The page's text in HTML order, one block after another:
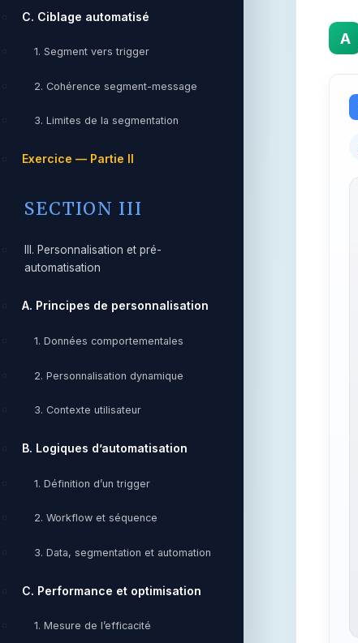
C. Ciblage automatisé
1. Segment vers trigger
2. Cohérence segment-message
3. Limites de la segmentation
Exercice — Partie II
SECTION III
III. Personnalisation et pré-
automatisation
A. Principes de personnalisation
1. Données comportementales
2. Personnalisation dynamique
3. Contexte utilisateur
B. Logiques d’automatisation
1. Définition d’un trigger
2. Workflow et séquence
3. Data, segmentation et automation
C. Performance et optimisation
1. Mesure de l’efficacité
A